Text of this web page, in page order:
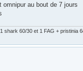
au bout de 7 jours
shark 60/30 et 1 FAG + pristinia